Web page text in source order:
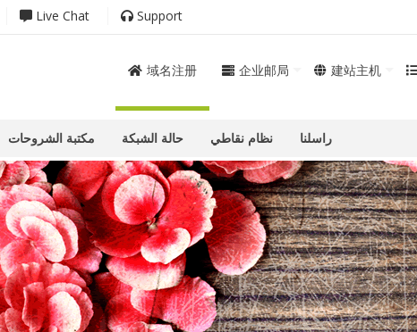
Live Chat Support
域名注册 企业邮局 建站主机
مكتبة الشروحات حالة الشبكة نظام نقاطي راسلنا